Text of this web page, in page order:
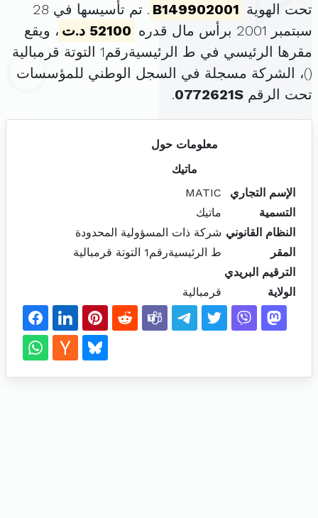
تحت الهوية B149902001
. تم تأسيسها في 28
سبتمبر 2001 برأس مال قدره
52100 د.ت
، ويقع
مقرها الرئيسي في ط الرئيسيةرقم1 التوتة قرمبالية
()، الشركة مسجلة في السجل الوطني للمؤسسات
تحت الرقم 0772621S
.
معلومات حول
ماتيك
الإسم التجاري
MATIC
التسمية
ماتيك
النظام القانوني شركة ذات المسؤولية المحدودة
المقر
ط الرئيسيةرقم1 التوتة قرمبالية
الترقيم البريدي
الولاية
قرمبالية